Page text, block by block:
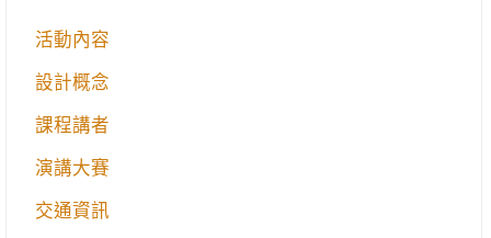
活動內容
設計概念
課程講者
演講大賽
交通資訊